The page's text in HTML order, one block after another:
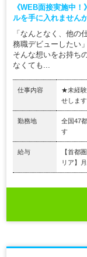
《WEB面接実施中
ルを手に入れません
「なんとなく、他の
務職デビューしたい
そんな想いをお持ち
なくても...
仕事内容
★未経験
せします
勤務地
全国47
す
給与
【首都
リア】